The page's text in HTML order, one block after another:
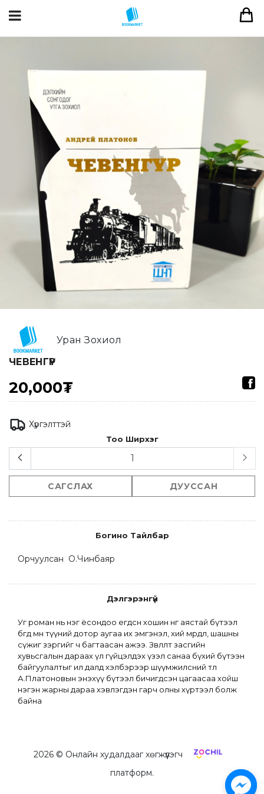
Уран Зохиол
ЧЕВЕНГҮР
20,000₮
Хүргэлттэй
Тоо Ширхэг
САГСЛАХ ДУУССАН
Богино Тайлбар
Орчуулсан  О.Чинбаяр
Дэлгэрэнгүй
Уг роман нь нэг ёсондоо егөөдсөн хошин өнгө аястай бүтээл
бөгөөд мөн түүний дотор аугаа их эмгэнэл, хий мөрөөдөл, шашны
сүжиг зэргийг ч багтаасан ажээ. Зөвлөлт засгийн
хувьсгалын дараах үл гүйцэлдэх үзэл санаа бүхий бүтээн
байгуулалтыг ил далд хэлбэрээр шүүмжилсний төлөө
А.Платоновын энэхүү бүтээл бичигдсэн цагаасаа хойш
нэгэн жарны дараа хэвлэгдэн гарч олны хүртээл болж
байна
2026© Онлайн худалдааг хөгжүүлэгч
платформ.